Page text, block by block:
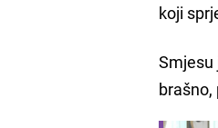
koji
brašno,